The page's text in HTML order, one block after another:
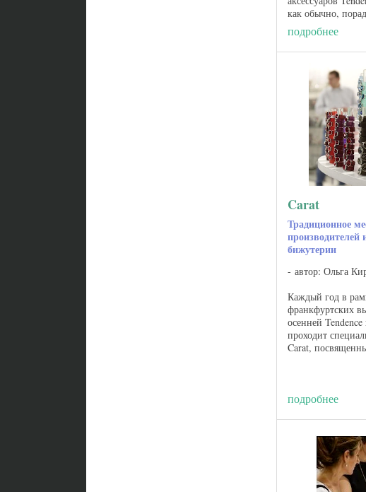
как обычно,
стильных,
классических
подарков,
подробнее
Carat
Традиционное
производителей
бижутерии
автор: Ольга
Каждый год в
франкфуртских
осенней
проходит
Carat,
подробнее